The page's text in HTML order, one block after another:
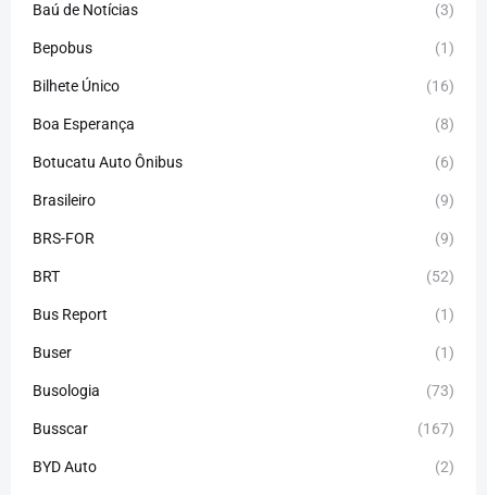
Baú de Notícias (3)
Bepobus (1)
Bilhete Único (16)
Boa Esperança (8)
Botucatu Auto Ônibus (6)
Brasileiro (9)
BRS-FOR (9)
BRT (52)
Bus Report (1)
Buser (1)
Busologia (73)
Busscar (167)
BYD Auto (2)